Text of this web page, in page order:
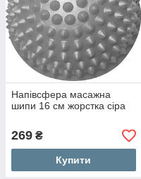
Напівсфера масажна
шипи 16 см жорстка сіра
269 ₴
Купити